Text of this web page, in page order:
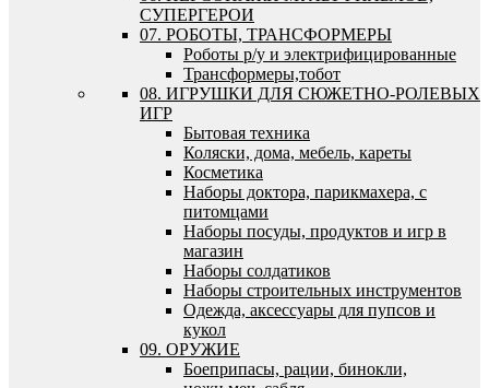
СУПЕРГЕРОИ
07. РОБОТЫ, ТРАНСФОРМЕРЫ
Роботы р/у и электрифицированные
Трансформеры,тобот
08. ИГРУШКИ ДЛЯ СЮЖЕТНО-РОЛЕВЫХ
ИГР
Бытовая техника
Коляски, дома, мебель, кареты
Косметика
Наборы доктора, парикмахера, с
питомцами
Наборы посуды, продуктов и игр в
магазин
Наборы солдатиков
Наборы строительных инструментов
Одежда, аксессуары для пупсов и
кукол
09. ОРУЖИЕ
Боеприпасы, рации, бинокли,